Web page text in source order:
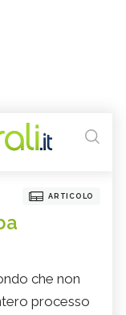
ARTICOLO
che non
processo